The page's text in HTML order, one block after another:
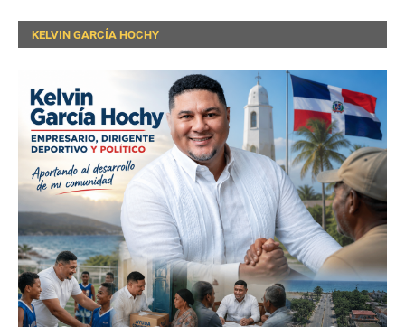
KELVIN GARCÍA HOCHY